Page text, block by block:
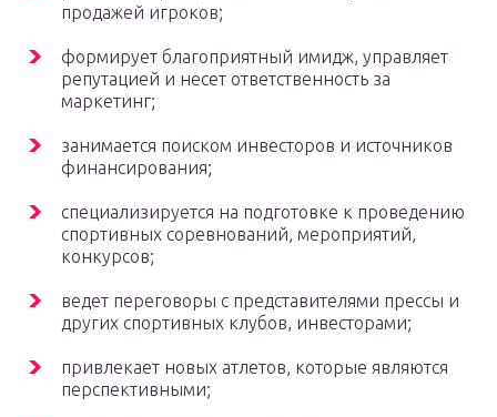
продажей игроков;
формирует благоприятный имидж, управляет
репутацией и несет ответственность за
маркетинг;
занимается поиском инвесторов и источников
финансирования;
специализируется на подготовке к проведению
спортивных соревнований, мероприятий,
конкурсов;
ведет переговоры с представителями прессы и
других спортивных клубов, инвесторами;
привлекает новых атлетов, которые являются
перспективными;